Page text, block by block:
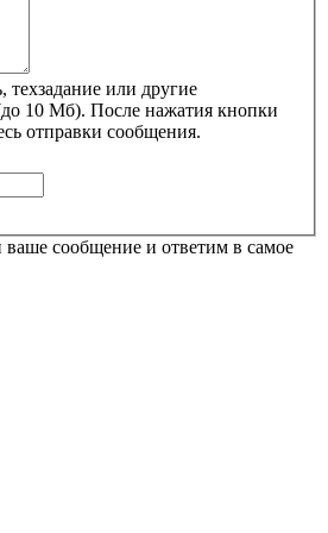
техзадание или другие
10 Мб). После нажатия кнопки
«Отправить» дождитесь отправки сообщения.
сообщение и ответим в самое